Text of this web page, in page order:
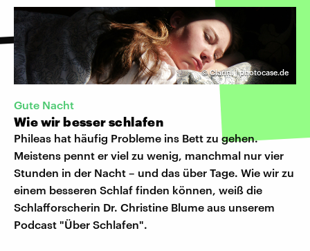
©Clarini | photocase.de
Gute Nacht
Wie wir besser schlafen
Phileas hat häufig Probleme ins Bett zu gehen.
Meistens pennt er viel zu wenig, manchmal nur vier
Stunden in der Nacht – und das über Tage. Wie wir zu
einem besseren Schlaf finden können, weiß die
Schlafforscherin Dr. Christine Blume aus unserem
Podcast "Über Schlafen".